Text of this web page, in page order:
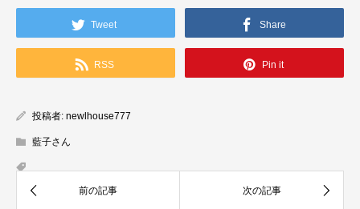
Tweet Share
RSS Pin it
投稿者: newlhouse777
藍子さん